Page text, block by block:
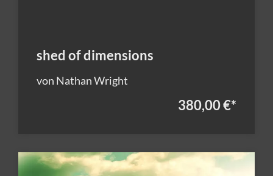
shed of dimensions
von Nathan Wright
380,00 €*